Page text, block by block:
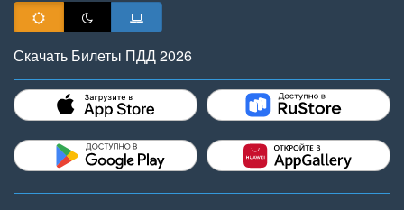
Скачать Билеты ПДД 2026